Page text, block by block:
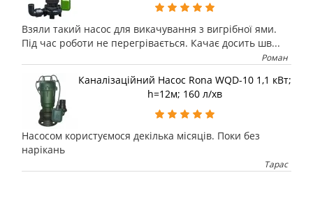
Взяли такий насос для викачування з вигрібної ями.
Під час роботи не перегрівається. Качає досить шв...
Роман
Каналізаційний Насос Rona WQD-10 1,1 кВт;
h=12м; 160 л/хв
Насосом користуємося декілька місяців. Поки без
нарікань
Тарас